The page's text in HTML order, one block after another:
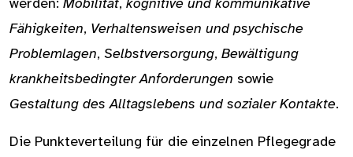
Fähigkeiten, Verhaltensweisen und psychische
Problemlagen, Selbstversorgung, Bewältigung
krankheitsbedingter Anforderungen sowie
Gestaltung des Alltagslebens und sozialer Kontakte.
Die Punkteverteilung für die einzelnen Pflegegrade